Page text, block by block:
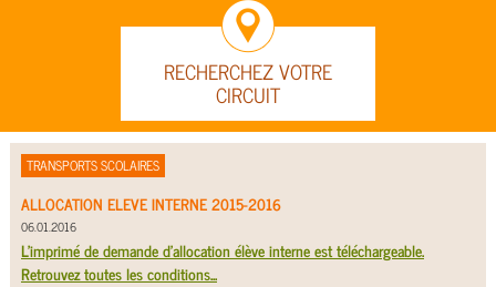
RECHERCHEZ VOTRE
CIRCUIT
TRANSPORTS SCOLAIRES
ALLOCATION ELEVE INTERNE 2015-2016
06.01.2016
L'imprimé de demande d'allocation élève interne est téléchargeable.
Retrouvez toutes les conditions...